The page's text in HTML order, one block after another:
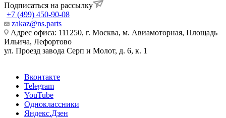
Подписаться на рассылку
+7 (499) 450-90-08
zakaz@ns.parts
Адрес офиса: 111250, г. Москва, м. Авиамоторная, Площадь
Ильича, Лефортово
ул. Проезд завода Серп и Молот, д. 6, к. 1
Вконтакте
Telegram
YouTube
Одноклассники
Яндекс.Дзен